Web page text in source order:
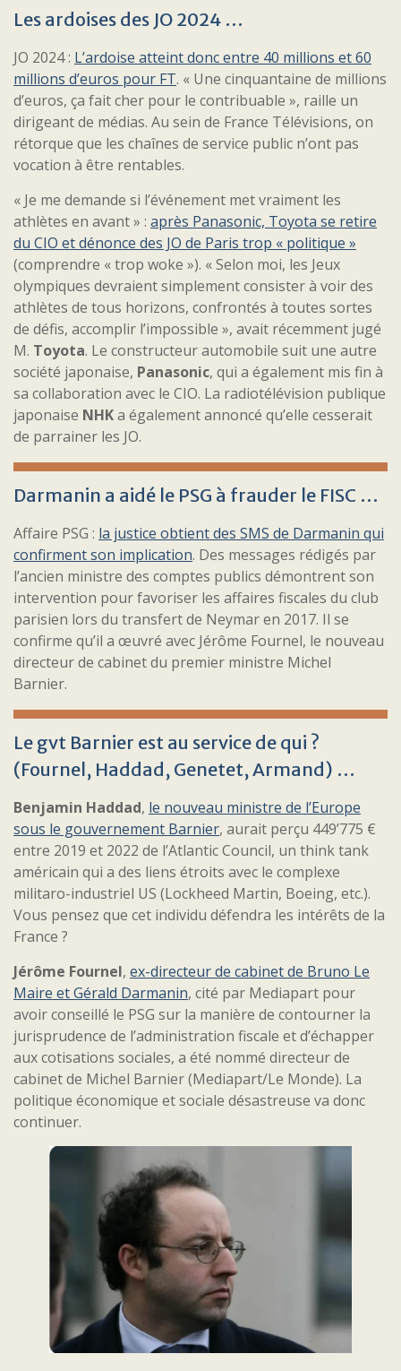
Les ardoises des JO 2024 …
JO 2024 : L’ardoise atteint donc entre 40 millions et 60
millions d’euros pour FT. « Une cinquantaine de millions
d’euros, ça fait cher pour le contribuable », raille un
dirigeant de médias. Au sein de France Télévisions, on
rétorque que les chaînes de service public n’ont pas
vocation à être rentables.
« Je me demande si l’événement met vraiment les
athlètes en avant » : après Panasonic, Toyota se retire
du CIO et dénonce des JO de Paris trop « politique »
(comprendre « trop woke »). « Selon moi, les Jeux
olympiques devraient simplement consister à voir des
athlètes de tous horizons, confrontés à toutes sortes
de défis, accomplir l’impossible », avait récemment jugé
M. Toyota. Le constructeur automobile suit une autre
société japonaise, Panasonic, qui a également mis fin à
sa collaboration avec le CIO. La radiotélévision publique
japonaise NHKa également annoncé qu’elle cesserait
de parrainer les JO.
Darmanin a aidé le PSG à frauder le FISC …
Affaire PSG : la justice obtient des SMS de Darmanin qui
confirment son implication. Des messages rédigés par
l’ancien ministre des comptes publics démontrent son
intervention pour favoriser les affaires fiscales du club
parisien lors du transfert de Neymar en 2017. Il se
confirme qu’il a œuvré avec Jérôme Fournel, le nouveau
directeur de cabinet du premier ministre Michel
Barnier.
Le gvt Barnier est au service de qui ?
(Fournel, Haddad, Genetet, Armand) …
Benjamin Haddad, le nouveau ministre de l’Europe
sous le gouvernement Barnier, aurait perçu 449’775 €
entre 2019 et 2022 de l’Atlantic Council, un think tank
américain qui a des liens étroits avec le complexe
militaro-industriel US (Lockheed Martin, Boeing, etc.).
Vous pensez que cet individu défendra les intérêts de la
France ?
Jérôme Fournel, ex-directeur de cabinet de Bruno Le
Maire et Gérald Darmanin, cité par Mediapart pour
avoir conseillé le PSG sur la manière de contourner la
jurisprudence de l’administration fiscale et d’échapper
aux cotisations sociales, a été nommé directeur de
cabinet de Michel Barnier (Mediapart/Le Monde). La
politique économique et sociale désastreuse va donc
continuer.